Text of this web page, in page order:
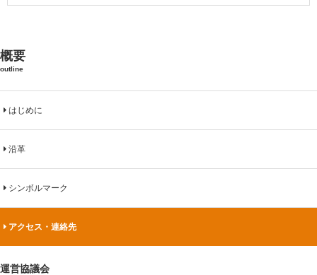
概要
outline
はじめに
沿革
シンボルマーク
アクセス・連絡先
運営協議会